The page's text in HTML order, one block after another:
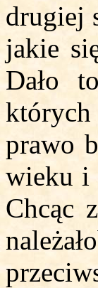
drugiej
jakie
Dało
prawo
wieku i
Chcąc